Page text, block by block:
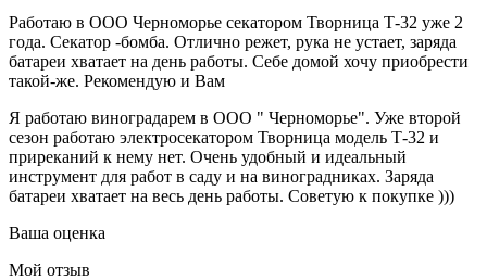
Работаю в ООО Черноморье секатором Творница Т-32 уже 2
года. Секатор -бомба. Отлично режет, рука не устает, заряда
батареи хватает на день работы. Себе домой хочу приобрести
такой-же. Рекомендую и Вам
Я работаю виноградарем в ООО " Черноморье". Уже второй
сезон работаю электросекатором Творница модель Т-32 и
приреканий к нему нет. Очень удобный и идеальный
инструмент для работ в саду и на виноградниках. Заряда
батареи хватает на весь день работы. Советую к покупке )))
Ваша оценка
Мой отзыв